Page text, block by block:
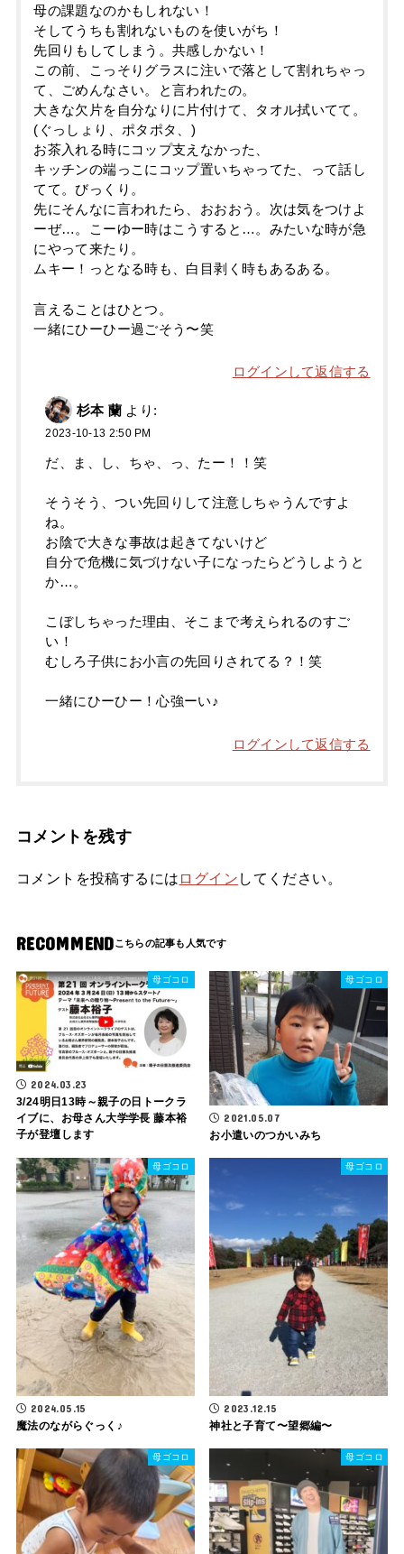
母の課題なのかもしれない！
そしてうちも割れないものを使いがち！
先回りもしてしまう。共感しかない！
この前、こっそりグラスに注いで落として割れちゃっ
て、ごめんなさい。と言われたの。
大きな欠片を自分なりに片付けて、タオル拭いてて。
(ぐっしょり、ポタポタ、)
お茶入れる時にコップ支えなかった、
キッチンの端っこにコップ置いちゃってた、って話し
てて。びっくり。
先にそんなに言われたら、おおおう。次は気をつけよ
ーぜ…。こーゆー時はこうすると…。みたいな時が急
にやって来たり。
ムキー！っとなる時も、白目剥く時もあるある。
言えることはひとつ。
一緒にひーひー過ごそう〜笑
ログインして返信する
杉本 蘭 より:
2023-10-13 2:50 PM
だ、ま、し、ちゃ、っ、たー！！笑
そうそう、つい先回りして注意しちゃうんですよ
ね。
お陰で大きな事故は起きてないけど
自分で危機に気づけない子になったらどうしようと
か…。
こぼしちゃった理由、そこまで考えられるのすご
い！
むしろ子供にお小言の先回りされてる？！笑
一緒にひーひー！心強ーい♪
ログインして返信する
コメントを残す
コメントを投稿するには ログイン してください。
RECOMMEND
母ゴコロ
2024.03.23
3/24明日13時～親子の日トークラ
イブに、お母さん大学学長 藤本裕
子が登壇します
母ゴコロ
2021.05.07
お小遣いのつかいみち
母ゴコロ
2024.05.15
魔法のながらぐっく♪
母ゴコロ
2023.12.15
神社と子育て〜望郷編〜
母ゴコロ 母ゴコロ